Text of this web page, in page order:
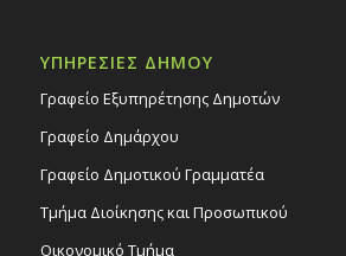
ΥΠΗΡΕΣΙΕΣ ΔΗΜΟΥ
Γραφείο Εξυπηρέτησης Δημοτών
Γραφείο Δημάρχου
Γραφείο Δημοτικού Γραμματέα
Τμήμα Διοίκησης και Προσωπικού
Οικονομικό Τμήμα